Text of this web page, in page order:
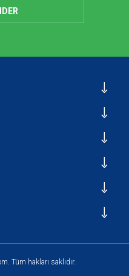
Tüm hakları saklıdır.